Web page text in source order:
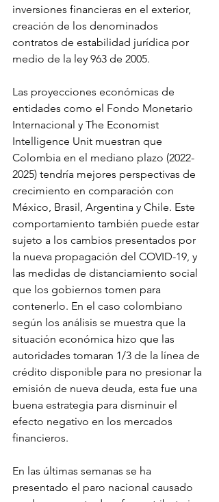
inversiones financieras en el exterior,
creación de los denominados
contratos de estabilidad jurídica por
medio de la ley 963 de 2005.
Las proyecciones económicas de
entidades como el Fondo Monetario
Internacional y The Economist
Intelligence Unit muestran que
Colombia en el mediano plazo (2022-
2025) tendría mejores perspectivas de
crecimiento en comparación con
México, Brasil, Argentina y Chile. Este
comportamiento también puede estar
sujeto a los cambios presentados por
la nueva propagación del COVID-19, y
las medidas de distanciamiento social
que los gobiernos tomen para
contenerlo. En el caso colombiano
según los análisis se muestra que la
situación económica hizo que las
autoridades tomaran 1/3 de la línea de
crédito disponible para no presionar la
emisión de nueva deuda, esta fue una
buena estrategia para disminuir el
efecto negativo en los mercados
financieros.
En las últimas semanas se ha
presentado el paro nacional causado